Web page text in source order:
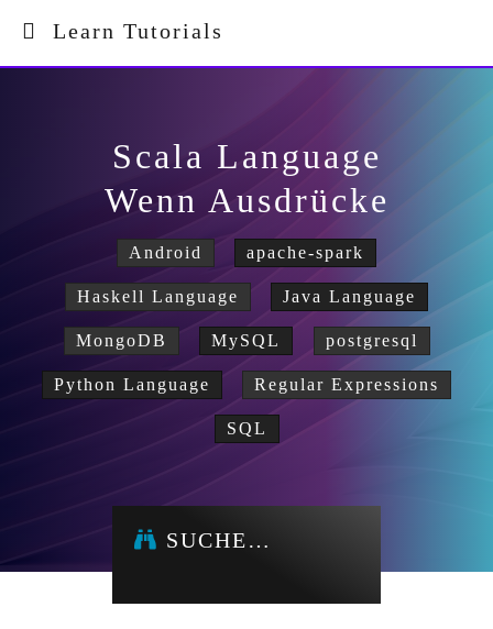
Learn Tutorials
Scala Language
Wenn Ausdrücke
Android apache-spark
Haskell Language Java Language
MongoDB MySQL postgresql
Python Language Regular Expressions
SQL
SUCHE…